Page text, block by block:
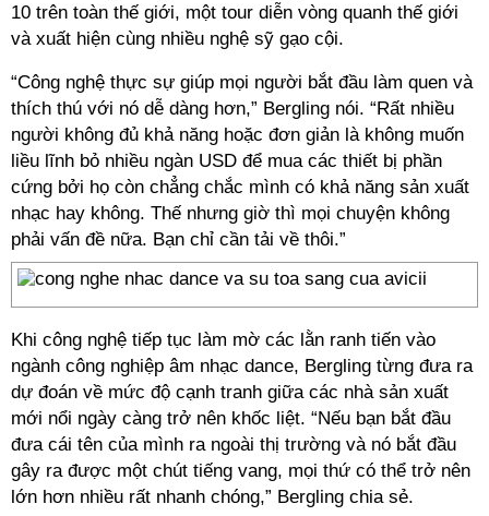
10 trên toàn thế giới, một tour diễn vòng quanh thế giới
và xuất hiện cùng nhiều nghệ sỹ gạo cội.
“Công nghệ thực sự giúp mọi người bắt đầu làm quen và
thích thú với nó dễ dàng hơn,” Bergling nói. “Rất nhiều
người không đủ khả năng hoặc đơn giản là không muốn
liều lĩnh bỏ nhiều ngàn USD để mua các thiết bị phần
cứng bởi họ còn chẳng chắc mình có khả năng sản xuất
nhạc hay không. Thế nhưng giờ thì mọi chuyện không
phải vấn đề nữa. Bạn chỉ cần tải về thôi.”
Khi công nghệ tiếp tục làm mờ các lằn ranh tiến vào
ngành công nghiệp âm nhạc dance, Bergling từng đưa ra
dự đoán về mức độ cạnh tranh giữa các nhà sản xuất
mới nổi ngày càng trở nên khốc liệt. “Nếu bạn bắt đầu
đưa cái tên của mình ra ngoài thị trường và nó bắt đầu
gây ra được một chút tiếng vang, mọi thứ có thể trở nên
lớn hơn nhiều rất nhanh chóng,” Bergling chia sẻ.